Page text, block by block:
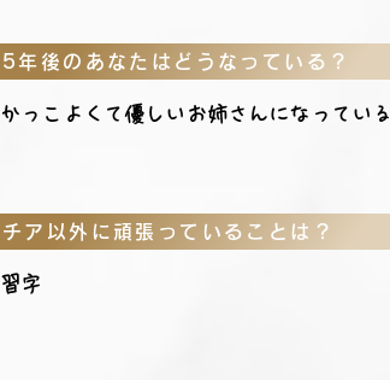
5年後のあなたはどうなっている？
かっこよくて優しいお姉さんになっている
チア以外に頑張っていることは？
習字